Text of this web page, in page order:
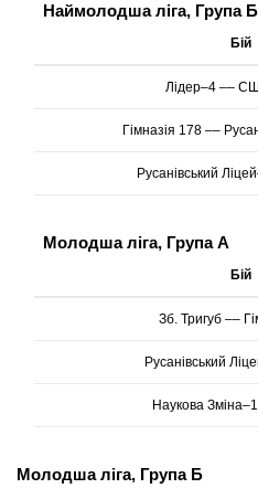
Наймолодша ліга, Група Б
Бій
Лідер–4 ––
Гімназія 178 ––
Русанівський
Молодша ліга, Група А
Бій
Зб. Тригуб ––
Русанівський
Наукова
Молодша ліга, Група Б